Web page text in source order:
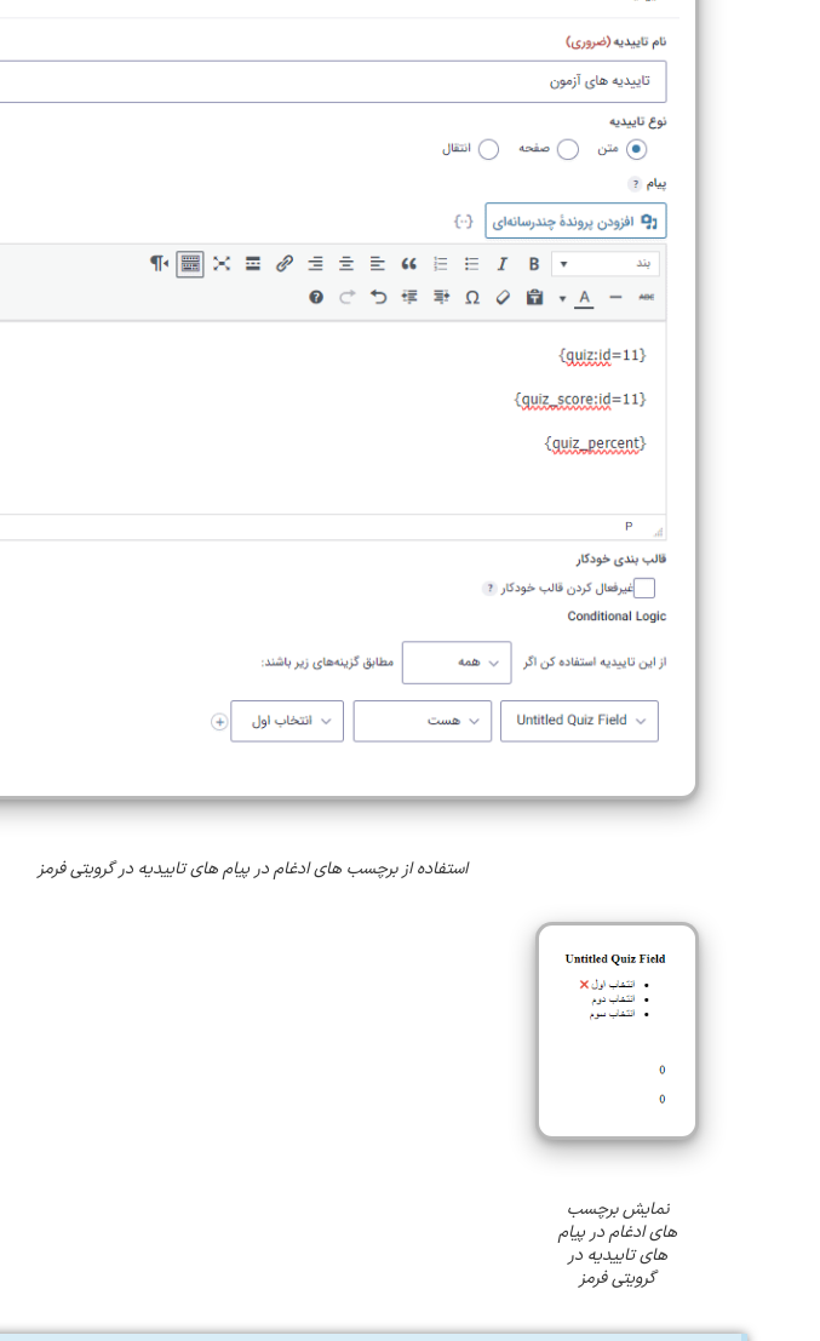
استفاده از برچسب های ادغام در پیام های تاییدیه در گرویتی فرمز
نمایش برچسب
های ادغام در پیام
های تاییدیه در
گرویتی فرمز